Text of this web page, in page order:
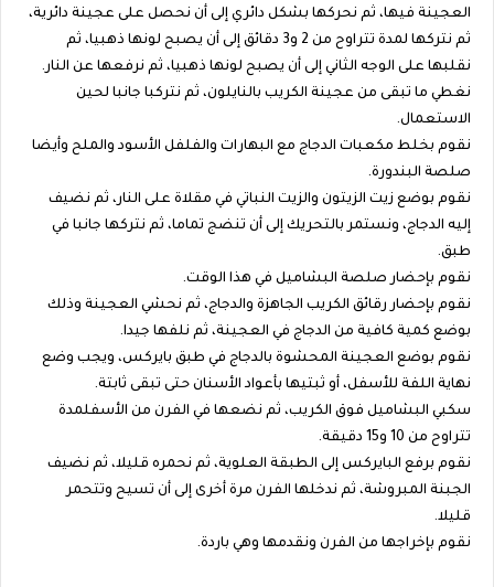
العجينة فيها، ثم نحركها بشكل دائري إلى أن نحصل على عجينة دائرية،
ثم نتركها لمدة تتراوح من 2 و3 دقائق إلى أن يصبح لونها ذهبيا، ثم
نقلبها على الوجه الثاني إلى أن يصبح لونها ذهبيا، ثم نرفعها عن النار.
نغطي ما تبقى من عجينة الكريب بالنايلون، ثم نتركبا جانبا لحين
الاستعمال.
نقوم بخلط مكعبات الدجاج مع البهارات والفلفل الأسود والملح وأيضا
صلصة البندورة.
نقوم بوضع زيت الزيتون والزيت النباتي في مقلاة على النار، ثم نضيف
إليه الدجاج، ونستمر بالتحريك إلى أن تنضج تماما، ثم نتركها جانبا في
طبق.
نقوم بإحضار صلصة البشاميل في هذا الوقت.
نقوم بإحضار رقائق الكريب الجاهزة والدجاج، ثم نحشي العجينة وذلك
بوضع كمية كافية من الدجاج في العجينة، ثم نلفها جيدا.
نقوم بوضع العجينة المحشوة بالدجاج في طبق بايركس، ويجب وضع
نهاية اللفة للأسفل، أو ثبتيها بأعواد الأسنان حتى تبقى ثابتة.
سكبي البشاميل فوق الكريب، ثم نضعها في الفرن من الأسفلمدة
تتراوح من 10 و15 دقيقة.
نقوم برفع البايركس إلى الطبقة العلوية، ثم نحمره قليلا، ثم نضيف
الجبنة المبروشة، ثم ندخلها الفرن مرة أخرى إلى أن تسيح وتتحمر
قليلا.
نقوم بإخراجها من الفرن ونقدمها وهي باردة.